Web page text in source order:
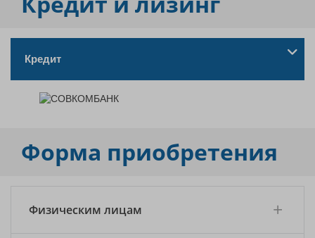
Кредит
Форма приобретения
Физическим лицам